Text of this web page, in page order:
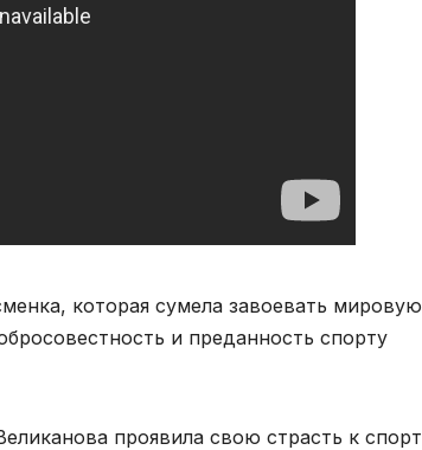
которая сумела завоевать мировую
и преданность спорту
проявила свою страсть к